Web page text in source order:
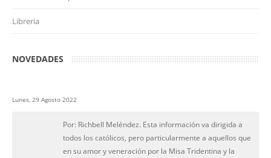
Libreria
NOVEDADES
Lunes, 29 Agosto 2022
Por: Richbell Meléndez. Esta información va dirigida a
todos los católicos, pero particularmente a aquellos que
en su amor y veneración por la Misa Tridentina y la